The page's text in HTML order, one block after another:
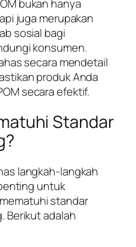
bukan hanya
juga merupakan
sosial bagi
konsumen.
secara mendetail
produk Anda
secara efektif.
Standar
langkah-langkah
untuk
standar
Berikut adalah